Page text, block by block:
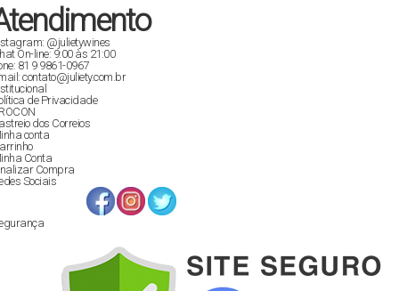
@julietywines
On-line: 9:00 às 21:00
81 9 9861-0967
contato@juliety.com.br
de Privacidade
dos Correios
conta
Conta
Compra
Sociais